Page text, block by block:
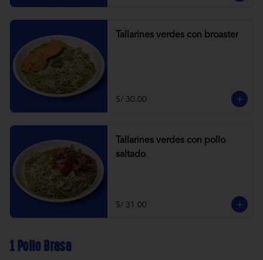
Tallarines verdes con broaster
S/ 30.00
Tallarines verdes con pollo
saltado
S/ 31.00
1 Pollo Brasa